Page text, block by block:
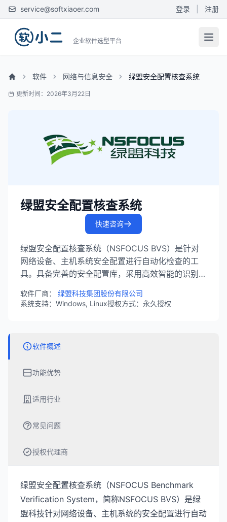
service@softxiaoer.com 登录 注册
企业软件选型平台
软件 网络与信息安全 绿盟安全配置核查系统
更新时间：2026年3月22日
绿盟安全配置核查系统
快速咨询
绿盟安全配置核查系统（NSFOCUS BVS）是针对
网络设备、主机系统安全配置进行自动化检查的工
具。具备完善的安全配置库，采用高效智能的识别技
析，并提供专业的安全配置建议与合规性报表。
软件厂商： 绿盟科技集团股份有限公司
系统支持：Windows, Linux授权方式：永久授权
软件概述
功能优势
适用行业
常见问题
授权代理商
绿盟安全配置核查系统（NSFOCUS Benchmark
Verification System，简称NSFOCUS BVS）是绿
盟科技针对网络设备、主机系统的安全配置进行自动